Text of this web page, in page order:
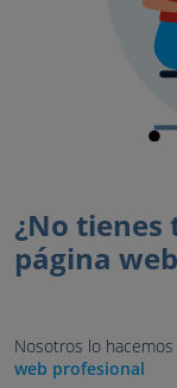
¿No
página
Nosotros lo
web profesional